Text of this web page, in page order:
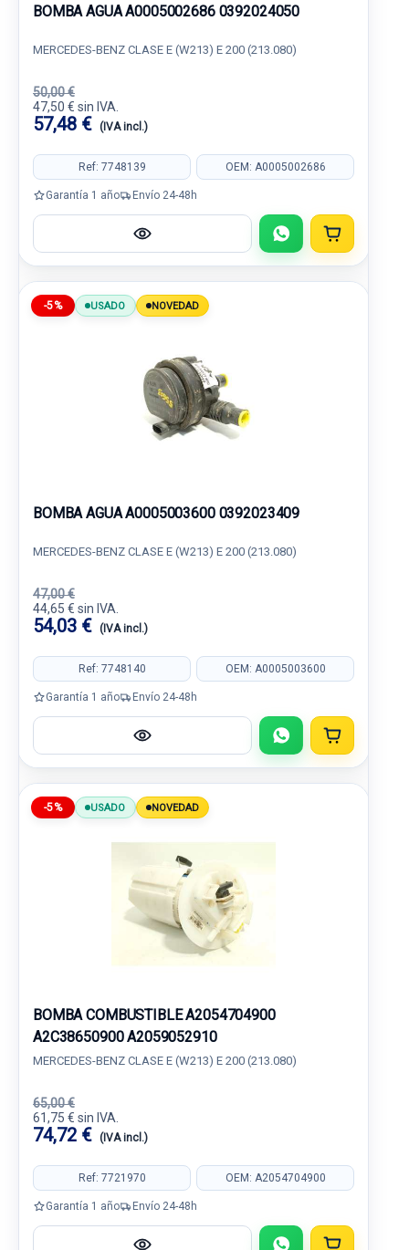
BOMBA AGUA A0005002686 0392024050
MERCEDES-BENZ CLASE E (W213) E 200 (213.080)
50,00 €
47,50 € sin IVA.
57,48 € (IVA incl.)
Ref: 7748139 OEM: A0005002686
Garantía 1 año Envío 24-48h
-5% USADO NOVEDAD
BOMBA AGUA A0005003600 0392023409
MERCEDES-BENZ CLASE E (W213) E 200 (213.080)
47,00 €
44,65 € sin IVA.
54,03 € (IVA incl.)
Ref: 7748140 OEM: A0005003600
Garantía 1 año Envío 24-48h
-5% USADO NOVEDAD
BOMBA COMBUSTIBLE A2054704900
A2C38650900 A2059052910
MERCEDES-BENZ CLASE E (W213) E 200 (213.080)
65,00 €
61,75 € sin IVA.
74,72 € (IVA incl.)
Ref: 7721970 OEM: A2054704900
Garantía 1 año Envío 24-48h